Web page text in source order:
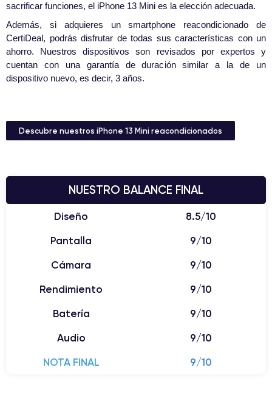
sacrificar funciones, el iPhone 13 Mini es la elección adecuada.
Además, si adquieres un smartphone reacondicionado de
CertiDeal, podrás disfrutar de todas sus características con un
ahorro. Nuestros dispositivos son revisados por expertos y
cuentan con una garantía de duración similar a la de un
dispositivo nuevo, es decir, 3 años.
Descubre nuestros iPhone 13 Mini reacondicionados
NUESTRO BALANCE FINAL
Diseño
8.5/10
Pantalla
9/10
Cámara
9/10
Rendimiento
9/10
Batería
9/10
Audio
9/10
NOTA FINAL
9/10